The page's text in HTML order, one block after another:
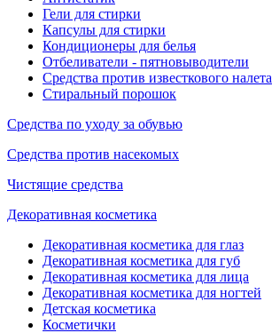
Гели для стирки
Капсулы для стирки
Кондиционеры для белья
Отбеливатели - пятновыводители
Средства против известкового налета
Стиральный порошок
Средства по уходу за обувью
Средства против насекомых
Чистящие средства
Декоративная косметика
Декоративная косметика для глаз
Декоративная косметика для губ
Декоративная косметика для лица
Декоративная косметика для ногтей
Детская косметика
Косметички